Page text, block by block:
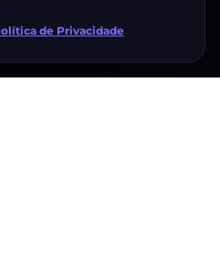
de Privacidade